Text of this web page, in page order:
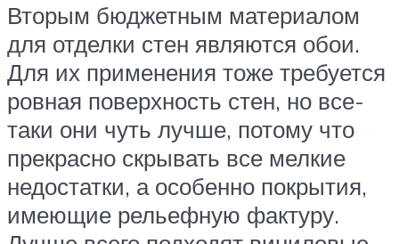
Вторым бюджетным материалом
для отделки стен являются обои.
Для их применения тоже требуется
ровная поверхность стен, но все-
таки они чуть лучше, потому что
прекрасно скрывать все мелкие
недостатки, а особенно покрытия,
имеющие рельефную фактуру.